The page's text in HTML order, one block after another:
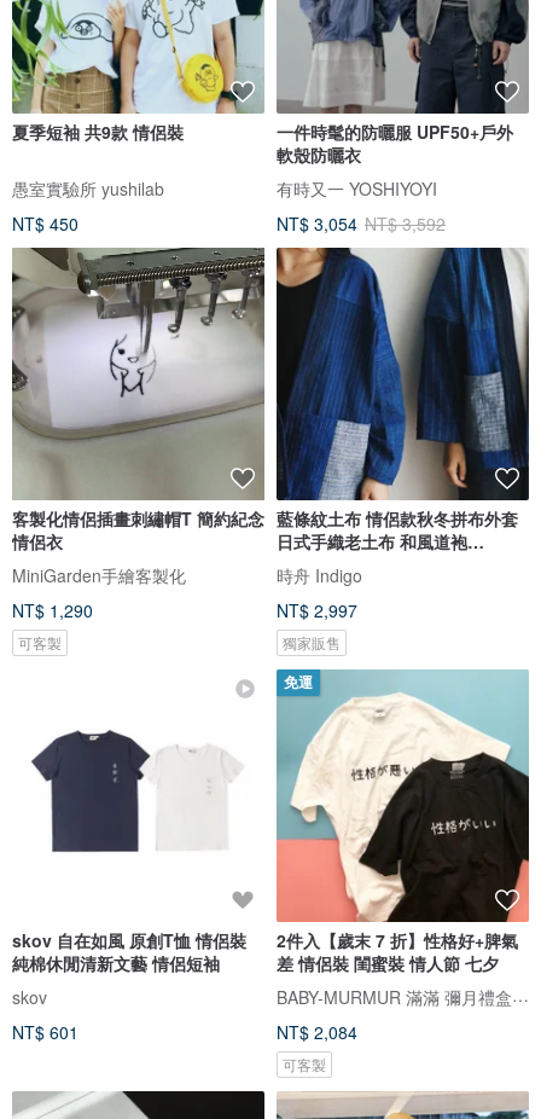
夏季短袖 共9款 情侶裝
愚室實驗所 yushilab
NT$ 450
一件時髦的防曬服 UPF50+戶外
軟殼防曬衣
有時又一 YOSHIYOYI
NT$ 3,054 NT$ 3,592
客製化情侶插畫刺繡帽T 簡約紀念
情侶衣
MiniGarden手繪客製化
NT$ 1,290
可客製
藍條紋土布 情侶款秋冬拼布外套
日式手織老土布 和風道袍
Kimono
時舟 Indigo
NT$ 2,997
獨家販售
skov 自在如風 原創T恤 情侶裝
純棉休閒清新文藝 情侶短袖
skov
NT$ 601
免運
2件入【歲末 7 折】性格好+脾氣
差 情侶裝 閨蜜裝 情人節 七夕
BABY-MURMUR 滿滿 彌月禮盒 親子裝
NT$ 2,084
可客製